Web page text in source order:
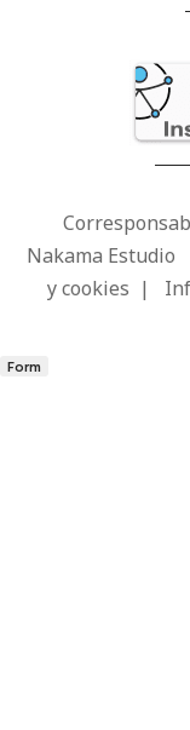
Nakama Estudio
y cookies |
Form